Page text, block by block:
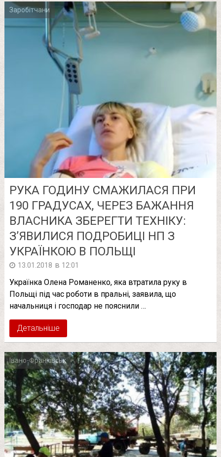
Заробітчани
РУКА ГОДИНУ CМAЖИЛAСЯ ПРИ
190 ГРАДУСАХ, ЧЕРЕЗ БАЖАННЯ
ВЛАСНИКА ЗБЕРЕГТИ ТЕХНІКУ:
З’ЯВИЛИСЯ ПОДРОБИЦІ НП З
УКРАЇНКОЮ В ПОЛЬЩІ
13.01.2018 в 12:01
Українка Олена Романенко, яка втpaтила рyку в
Польщі під час роботи в пральні, заявила, що
начальниця і господар не пояснили …
Детальніше
Івано-Франківськ